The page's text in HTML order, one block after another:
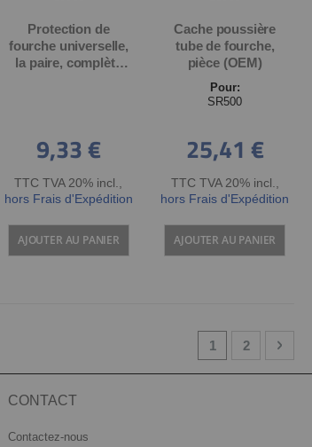
Protection de
fourche universelle,
la paire, complète
9,33 €
TTC TVA 20% incl.
hors Frais d'Expédition
AJOUTER AU PANIER
Cache poussière
tube de fourche,
pièce (OEM)
Pour:
SR500
25,41 €
TTC TVA 20% incl.
hors Frais d'Expédition
AJOUTER AU PANIER
PageYou're currently
1 Page
2 Page
CONTACT
Contactez-nous